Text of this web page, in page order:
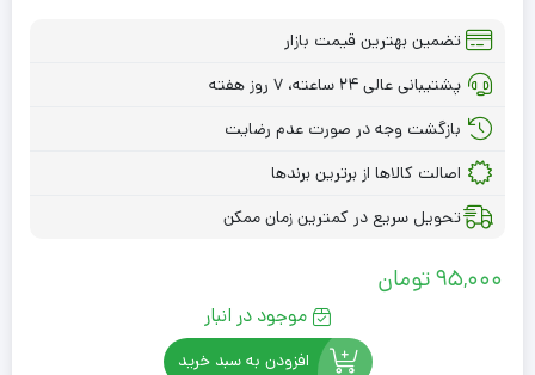
تضمین بهترین قیمت بازار
پشتیبانی عالی ۲۴ ساعته، ۷ روز هفته
بازگشت وجه در صورت عدم رضایت
اصالت کالاها از برترین برندها
تحویل سریع در کمترین زمان ممکن
95,000تومان
موجود در انبار
افزودن به سبد خرید